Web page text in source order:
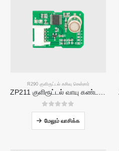
R290 குளிரூட்டல் கசிவு சென்சார்
05 இல்
மேலும் வாசிக்க